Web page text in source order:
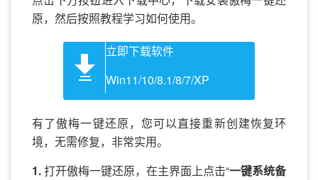
原，然后按照教程学习如何使用。
立即下载软件
Win11/10/8.1/8/7/XP
有了傲梅一键还原，您可以直接重新创建恢复环
境，无需修复，非常实用。
1.打开傲梅一键还原，在主界面上点击“一键系统备